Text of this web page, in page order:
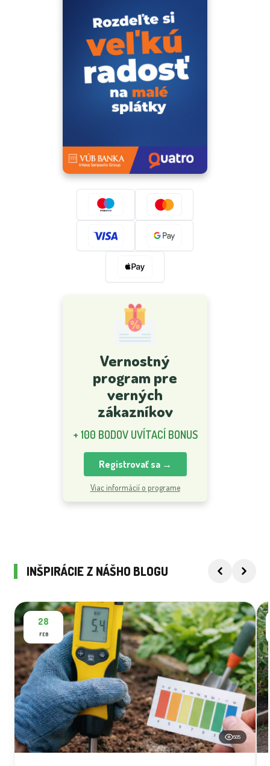
Vernostný
program pre
verných
zákazníkov
+ 100 BODOV UVÍTACÍ BONUS
Registrovať sa →
Viac informácií o programe
INŠPIRÁCIE Z NÁŠHO BLOGU
28
FEB
505